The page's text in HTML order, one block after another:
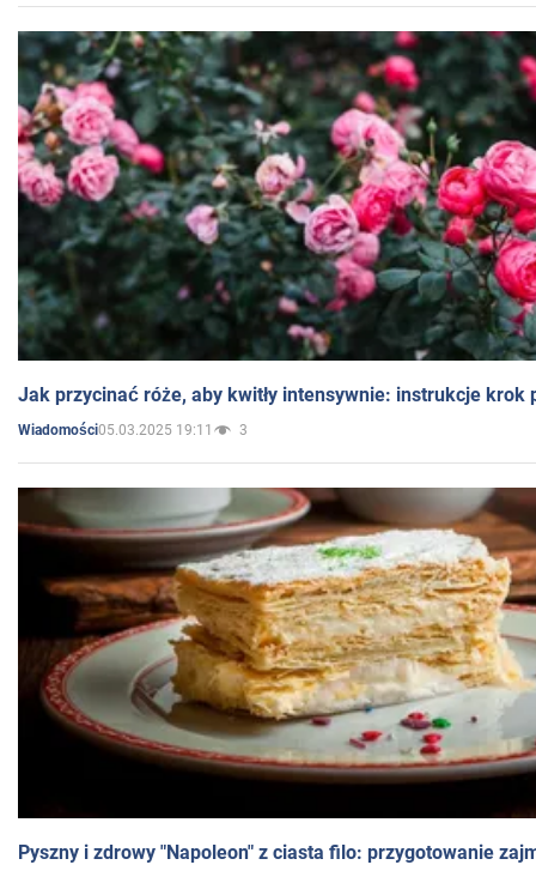
Jak przycinać róże, aby kwitły intensywnie: instrukcje krok
Wiadomości05.03.2025 19:11 3
Pyszny i zdrowy "Napoleon" z ciasta filo: przygotowanie